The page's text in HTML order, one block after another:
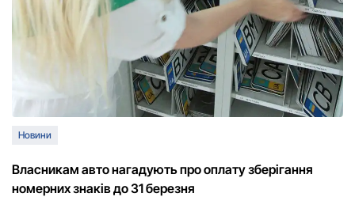
Новини
Власникам авто нагадують про оплату зберігання
номерних знаків до 31 березня